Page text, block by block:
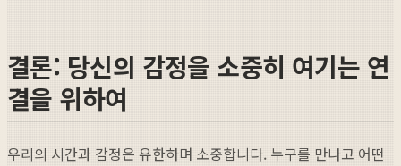
결론: 당신의 감정을 소중히 여기는 연
결을 위하여
우리의 시간과 감정은 유한하며 소중합니다. 누구를 만나고 어떤